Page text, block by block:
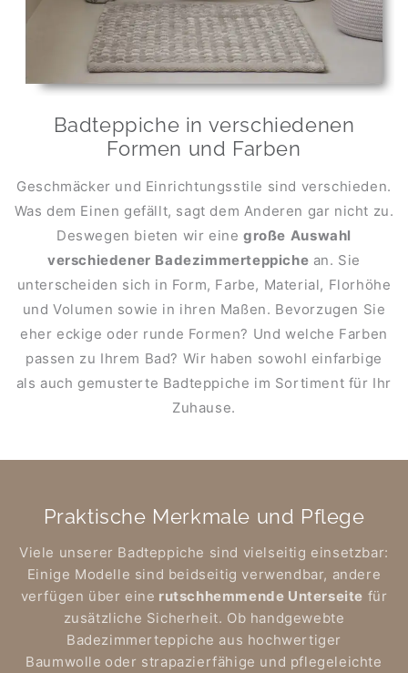
Badteppiche in verschiedenen
Formen und Farben
Geschmäcker und Einrichtungsstile sind verschieden.
Was dem Einen gefällt, sagt dem Anderen gar nicht zu.
Deswegen bieten wir einegroße Auswahl
verschiedener Badezimmerteppiche an. Sie
unterscheiden sich in Form, Farbe, Material, Florhöhe
und Volumen sowie in ihren Maßen. Bevorzugen Sie
eher eckige oder runde Formen? Und welche Farben
passen zu Ihrem Bad? Wir haben sowohl einfarbige
als auch gemusterte Badteppiche im Sortiment für Ihr
Zuhause.
Praktische Merkmale und Pflege
Viele unserer Badteppiche sind vielseitig einsetzbar:
Einige Modelle sind beidseitig verwendbar, andere
verfügen über eine rutschhemmende Unterseite für
zusätzliche Sicherheit. Ob handgewebte
Badezimmerteppiche aus hochwertiger
Baumwolle oder strapazierfähige und pflegeleichte